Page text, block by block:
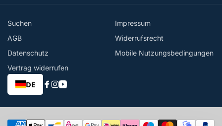
Suchen
Impressum
AGB
Widerrufsrecht
Datenschutz
Mobile Nutzungsbedingungen
Vertrag widerrufen
DE
Facebook
Instagram
YouTube